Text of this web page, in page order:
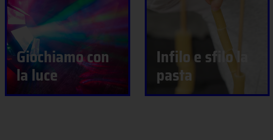
Giochiamo con
la luce
Infilo e sfilo la
pasta